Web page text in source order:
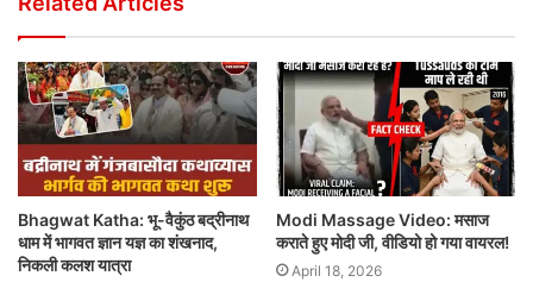
Bhagwat Katha: भू-वैकुंठ बद्रीनाथ
धाम में भागवत ज्ञान यज्ञ का शंखनाद,
निकली कलश यात्रा
Modi Massage Video: मसाज
कराते हुए मोदी जी, वीडियो हो गया वायरल!
April 18, 2026